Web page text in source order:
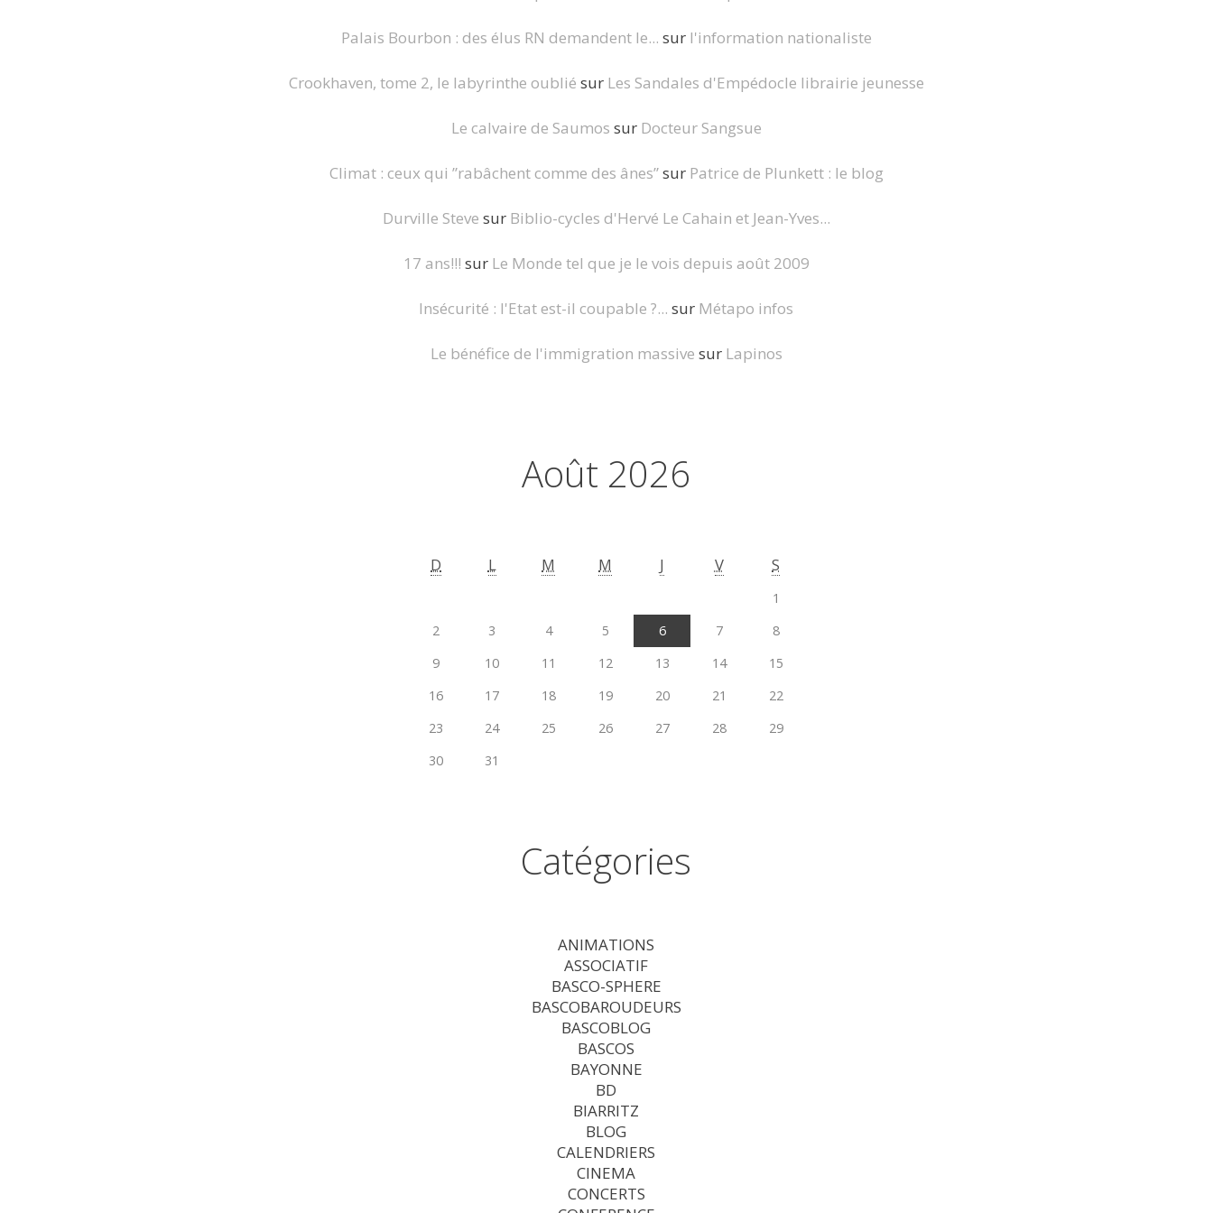
Palais Bourbon : des élus RN demandent le... sur l'information nationaliste
Crookhaven, tome 2, le labyrinthe oublié sur Les Sandales d'Empédocle librairie jeunesse
Le calvaire de Saumos sur Docteur Sangsue
Climat : ceux qui ”rabâchent comme des ânes”sur Patrice de Plunkett : le blog
Durville Steve sur Biblio-cycles d'Hervé Le Cahain et Jean-Yves...
17 ans!!! sur Le Monde tel que je le vois depuis août 2009
Insécurité : l'Etat est-il coupable ?... sur Métapo infos
Le bénéfice de l'immigration massive sur Lapinos
Août 2026
D L M M J V S
1
2
3 4 5 6 7
8
9
10 11 12 13 14
15
16
17 18 19 20 21
22
23
24 25 26 27 28
29
30
31
Catégories
ANIMATIONS
ASSOCIATIF
BASCO-SPHERE
BASCOBAROUDEURS
BASCOBLOG
BASCOS
BAYONNE
BD
BIARRITZ
BLOG
CALENDRIERS
CINEMA
CONCERTS